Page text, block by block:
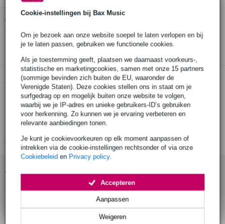
Cookie-instellingen bij Bax Music
Om je bezoek aan onze website soepel te laten verlopen en bij
je te laten passen, gebruiken we functionele cookies.
Als je toestemming geeft, plaatsen we daarnaast voorkeurs-,
statistische en marketingcookies, samen met onze 15 partners
(sommige bevinden zich buiten de EU, waaronder de
Verenigde Staten). Deze cookies stellen ons in staat om je
surfgedrag op en mogelijk buiten onze website te volgen,
waarbij we je IP-adres en unieke gebruikers-ID’s gebruiken
voor herkenning. Zo kunnen we je ervaring verbeteren en
relevante aanbiedingen tonen.
Je kunt je cookievoorkeuren op elk moment aanpassen of
intrekken via de cookie-instellingen rechtsonder of via onze
Cookiebeleid en Privacy policy.
Weigeren
Aanpassen
Accepteren
Twijfel je of de
elektrische basgitaar bij je past? Doe de check.
Start de check
Productinformatie
set van 4 snaren
geschikt voor: elektrische basgitaar
materiaal: vernikkeld staal
Bekijk alle productspecificaties